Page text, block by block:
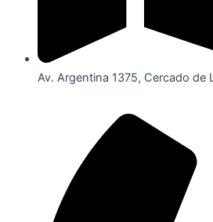
Av. Argentina 1375, Cercado de